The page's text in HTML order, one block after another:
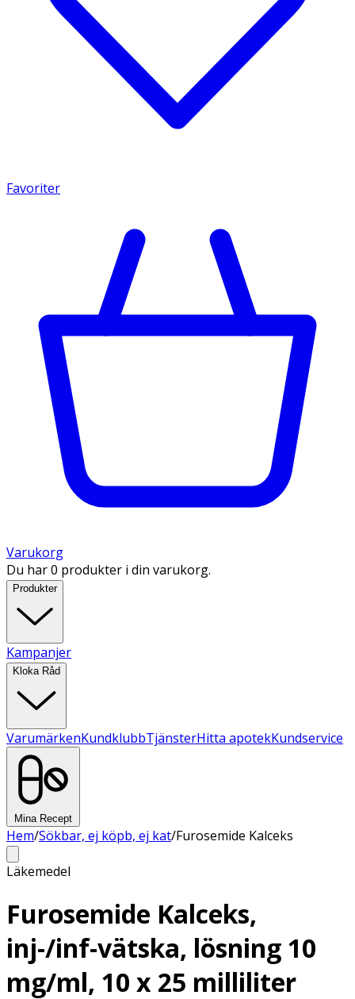
Favoriter
Varukorg
Du har 0 produkter i din varukorg.
Produkter
Kampanjer
Kloka Råd
VarumärkenKundklubbTjänsterHitta apotekKundservice
Mina Recept
Hem/Sökbar, ej köpb, ej kat/Furosemide Kalceks
Läkemedel
Furosemide Kalceks,
inj-/inf-vätska, lösning 10
mg/ml, 10 x 25 milliliter